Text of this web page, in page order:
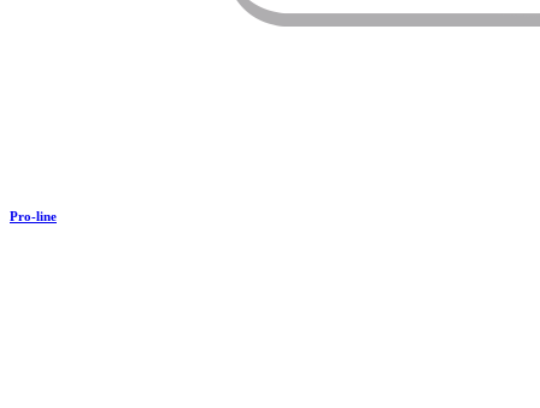
Pro-line